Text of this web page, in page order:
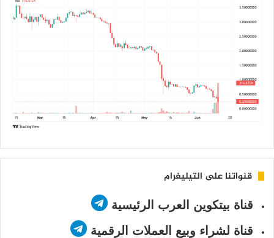
قنواتنا على التيليغرام
قناة بيتكوين العرب الرئيسية
قناة لشراء وبيع العملات الرقمية